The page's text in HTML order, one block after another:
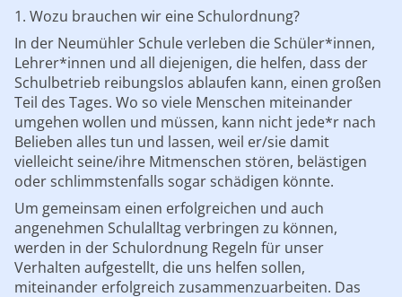
1. Wozu brauchen wir eine Schulordnung?
In der Neumühler Schule verleben die Schüler*innen,
Lehrer*innen und all diejenigen, die helfen, dass der
Schulbetrieb reibungslos ablaufen kann, einen großen
Teil des Tages. Wo so viele Menschen miteinander
umgehen wollen und müssen, kann nicht jede*r nach
Belieben alles tun und lassen, weil er/sie damit
vielleicht seine/ihre Mitmenschen stören, belästigen
oder schlimmstenfalls sogar schädigen könnte.
Um gemeinsam einen erfolgreichen und auch
angenehmen Schulalltag verbringen zu können,
werden in der Schulordnung Regeln für unser
Verhalten aufgestellt, die uns helfen sollen,
miteinander erfolgreich zusammenzuarbeiten. Das